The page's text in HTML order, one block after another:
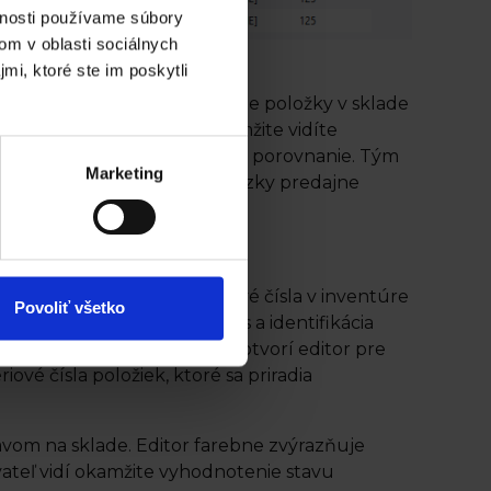
používame súbory
v oblasti sociálnych
ktoré ste im poskytli
Marketing
Povoliť všetko
ktorou nasnímate položky v sklade
na sklade a okamžite vidíte
voči ktorému sa vykonáva porovnanie. Tým
je možné počas prevádzky predajne
formu a sériové čísla v inventúre
číslo, čo zaberá čas a identifikácia
priradí skladovej karte a otvorí editor pre
čísla položiek, ktoré sa priradia
na sklade. Editor farebne zvýrazňuje
vidí okamžite vyhodnotenie stavu